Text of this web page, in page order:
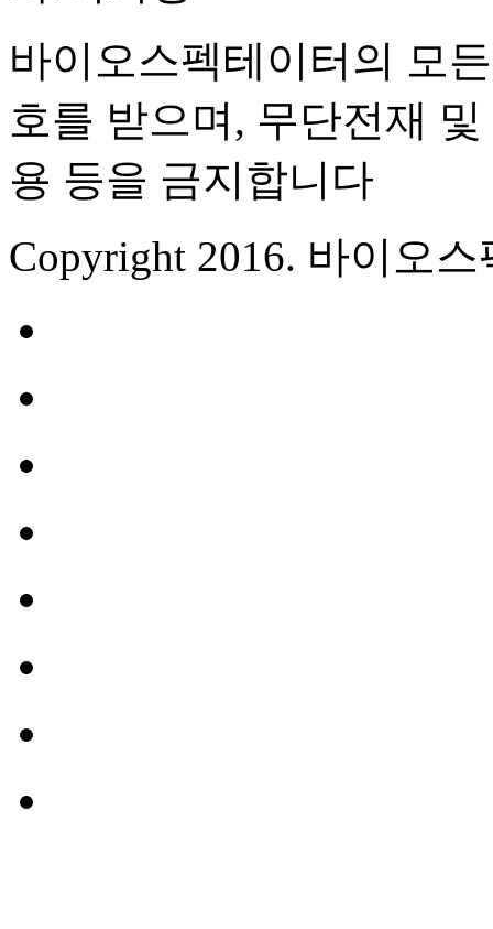
바이오스펙테이터의 모
호를 받으며, 무단전재
용 등을 금지합니다
Copyright 2016. 바이오